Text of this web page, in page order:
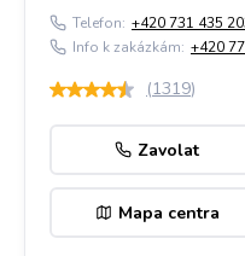
Telefon: +420 731 435
Info k zakázkám: +420
(1319)
Zavolat
Mapa centra